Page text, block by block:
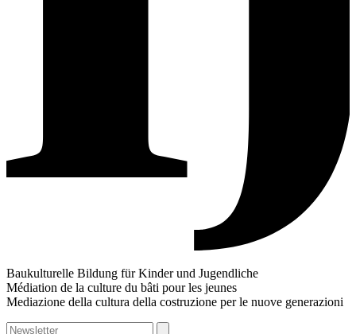
Baukulturelle Bildung für Kinder und Jugendliche
Médiation de la culture du bâti pour les jeunes
Mediazione della cultura della costruzione per le nuove generazioni